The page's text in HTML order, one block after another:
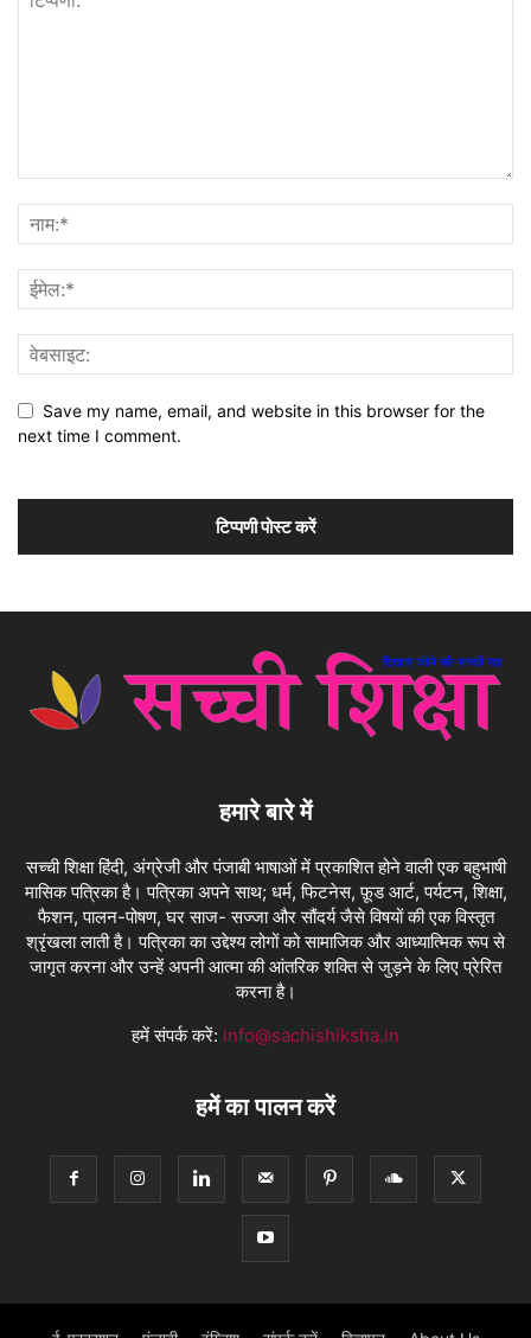
Save my name, email, and website in this browser for the
next time I comment.
हमारे बारे में
सच्ची शिक्षा हिंदी, अंग्रेजी और पंजाबी भाषाओं में प्रकाशित होने वाली एक बहुभाषी
मासिक पत्रिका है। पत्रिका अपने साथ; धर्म, फिटनेस, फ़ूड आर्ट, पर्यटन, शिक्षा,
फैशन, पालन-पोषण, घर साज- सज्जा और सौंदर्य जैसे विषयों की एक विस्तृत
श्रृंखला लाती है। पत्रिका का उद्देश्य लोगों को सामाजिक और आध्यात्मिक रूप से
जागृत करना और उन्हें अपनी आत्मा की आंतरिक शक्ति से जुड़ने के लिए प्रेरित
करना है।
हमें संपर्क करें: info@sachishiksha.in
हमें का पालन करें